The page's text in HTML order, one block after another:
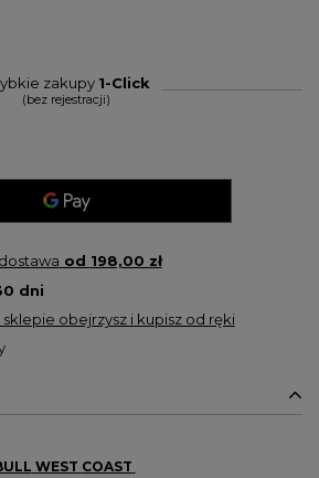
zakupy 1-Click
(bez rejestracji)
od 198,00 zł
dni
obejrzysz i kupisz od ręki
WEST COAST